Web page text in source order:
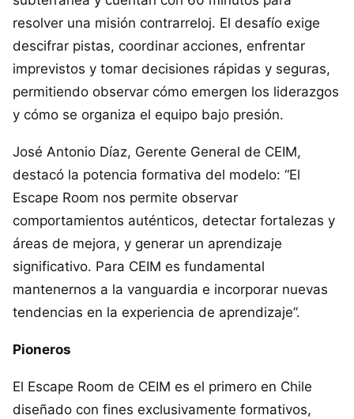
resolver una misión contrarreloj. El desafío exige
descifrar pistas, coordinar acciones, enfrentar
imprevistos y tomar decisiones rápidas y seguras,
permitiendo observar cómo emergen los liderazgos
y cómo se organiza el equipo bajo presión.
José Antonio Díaz, Gerente General de CEIM,
destacó la potencia formativa del modelo: “El
Escape Room nos permite observar
comportamientos auténticos, detectar fortalezas y
áreas de mejora, y generar un aprendizaje
significativo. Para CEIM es fundamental
mantenernos a la vanguardia e incorporar nuevas
tendencias en la experiencia de aprendizaje”.
Pioneros
El Escape Room de CEIM es el primero en Chile
diseñado con fines exclusivamente formativos,